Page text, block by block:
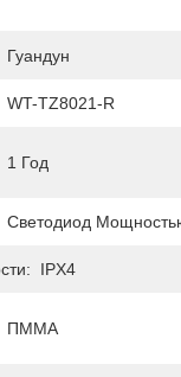
Гуандун
WT-TZ8021-R
1 Год
Светодиод
IPX4
ПММА